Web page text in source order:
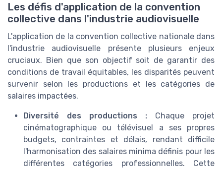
Les défis d'application de la convention
collective dans l'industrie audiovisuelle
L'application de la convention collective nationale dans
l'industrie audiovisuelle présente plusieurs enjeux
cruciaux. Bien que son objectif soit de garantir des
conditions de travail équitables, les disparités peuvent
survenir selon les productions et les catégories de
salaires impactées.
Diversité des productions : Chaque projet
cinématographique ou télévisuel a ses propres
budgets, contraintes et délais, rendant difficile
l'harmonisation des salaires minima définis pour les
différentes catégories professionnelles. Cette